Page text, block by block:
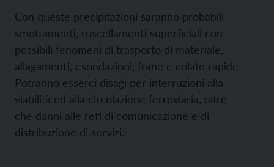
Con queste precipitazioni saranno probabili
smottamenti, ruscellamenti superficiali con
possibili fenomeni di trasporto di materiale,
allagamenti, esondazioni, frane e colate rapide.
Potranno esserci disagi per interruzioni alla
viabilità ed alla circolazione ferroviaria, oltre
che danni alle reti di comunicazione e di
distribuzione di servizi.